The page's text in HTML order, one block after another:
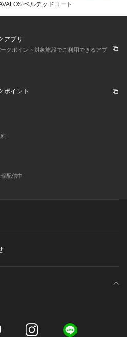
ベルテッドコート
アプリ
クポイント対象施設でご利用できるアプ
ポイント
配信中